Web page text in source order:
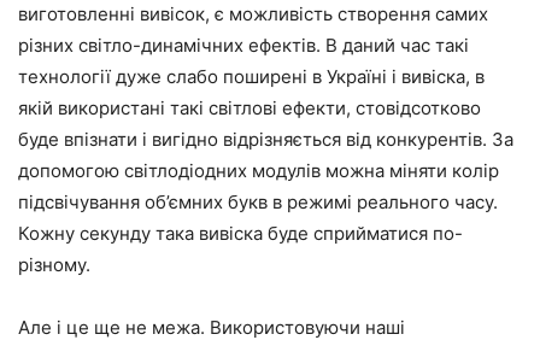
виготовленні вивісок, є можливість створення самих
різних світло-динамічних ефектів. В даний час такі
технології дуже слабо поширені в Україні і вивіска, в
якій використані такі світлові ефекти, стовідсотково
буде впізнати і вигідно відрізняється від конкурентів. За
допомогою світлодіодних модулів можна міняти колір
підсвічування об’ємних букв в режимі реального часу.
Кожну секунду така вивіска буде сприйматися по-
різному.
Але і це ще не межа. Використовуючи наші